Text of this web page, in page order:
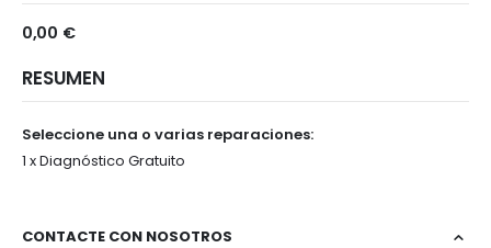
0,00 €
RESUMEN
Seleccione una o varias reparaciones:
1 x Diagnóstico Gratuito
CONTACTE CON NOSOTROS